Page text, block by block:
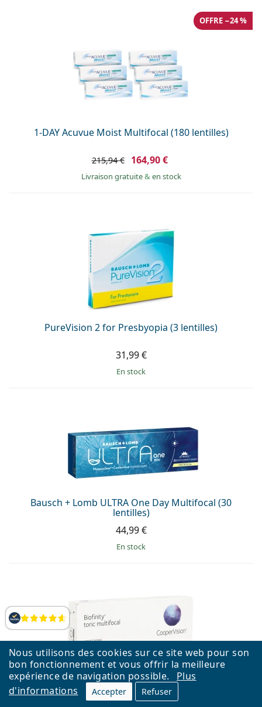
Nous utilisons des cookies sur ce site web pour son
bon fonctionnement et vous offrir la meilleure
expérience de navigation possible.
Plus
d'informations
Accepter Refuser
Évaluation
1-DAY Acuvue Moist Multifocal (180 lentilles)
OFFRE −24 %
215,94 € 164,90 €
Livraison gratuite& en stock
PureVision 2 for Presbyopia (3 lentilles)
31,99 €
en stock
Bausch + Lomb ULTRA One Day Multifocal (30
lentilles)
44,99 €
en stock
Biofinity Toric Multifocal CooperVision (6 lentilles)